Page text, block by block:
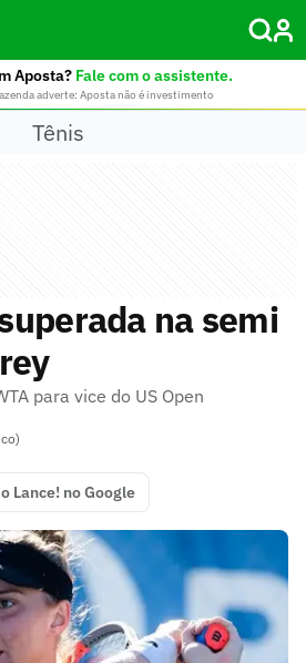
Aposta? Fale com o assistente.
adverte: Aposta não é investimento
Tênis
na semi
para vice do US Open
Lance! no Google